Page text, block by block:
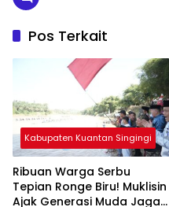
Pos Terkait
Kabupaten Kuantan Singingi
Ribuan Warga Serbu
Tepian Ronge Biru! Muklisin
Ajak Generasi Muda Jaga